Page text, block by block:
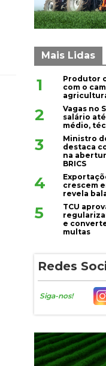
Mais Lidas
1
Produtor
com o
2
Vagas no
salário
médio,
3
Ministro
destaca
na
BRICS
4
crescem
revela
5
TCU
e
multas
Redes
Siga-nos!